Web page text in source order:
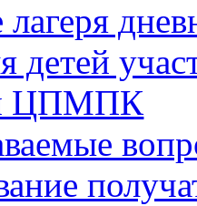
лагеря
детей
ЦПМПК